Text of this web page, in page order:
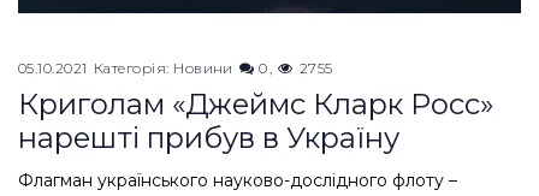
05.10.2021 Категорія: Новини 0 2755
Криголам «Джеймс Кларк Росс»
нарешті прибув в Україну
Флагман українського науково-дослідного флоту –